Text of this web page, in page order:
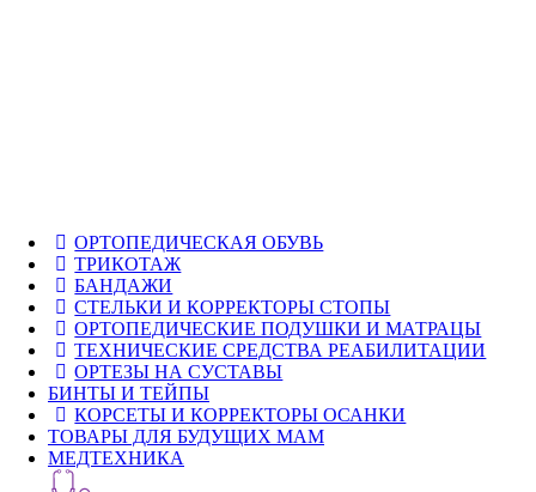
ОРТОПЕДИЧЕСКАЯ ОБУВЬ
ТРИКОТАЖ
БАНДАЖИ
СТЕЛЬКИ И КОРРЕКТОРЫ СТОПЫ
ОРТОПЕДИЧЕСКИЕ ПОДУШКИ И МАТРАЦЫ
ТЕХНИЧЕСКИЕ СРЕДСТВА РЕАБИЛИТАЦИИ
ОРТЕЗЫ НА СУСТАВЫ
БИНТЫ И ТЕЙПЫ
КОРСЕТЫ И КОРРЕКТОРЫ ОСАНКИ
ТОВАРЫ ДЛЯ БУДУЩИХ МАМ
МЕДТЕХНИКА